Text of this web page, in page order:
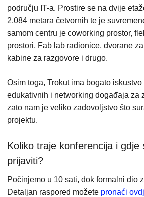
području IT-a. Prostire se na dvije
2.084 metara četvornih te je
samom centru je coworking prostor,
prostori, Fab lab radionice, dvorane
kabine za razgovore i drugo.
Osim toga, Trokut ima bogato
edukativnih i networking događaja za
zato nam je veliko zadovoljstvo što
projektu.
Koliko traje konferencija i gdje
prijaviti?
Počinjemo u 10 sati, dok formalni dio
Detaljan raspored možete pronaći